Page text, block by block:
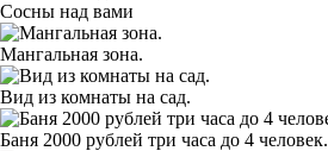
Сосны над вами
Мангальная зона.
Вид из комнаты на сад.
Баня 2000 рублей три часа до 4 человек.